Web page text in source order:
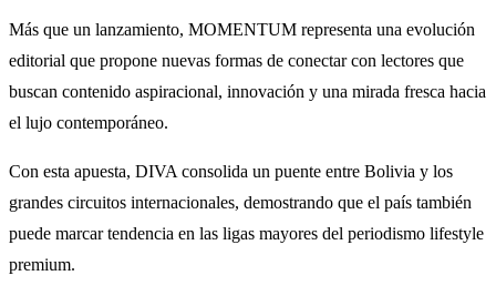
Más que un lanzamiento, MOMENTUM representa una evolución
editorial que propone nuevas formas de conectar con lectores que
buscan contenido aspiracional, innovación y una mirada fresca hacia
el lujo contemporáneo.
Con esta apuesta, DIVA consolida un puente entre Bolivia y los
grandes circuitos internacionales, demostrando que el país también
puede marcar tendencia en las ligas mayores del periodismo lifestyle
premium.